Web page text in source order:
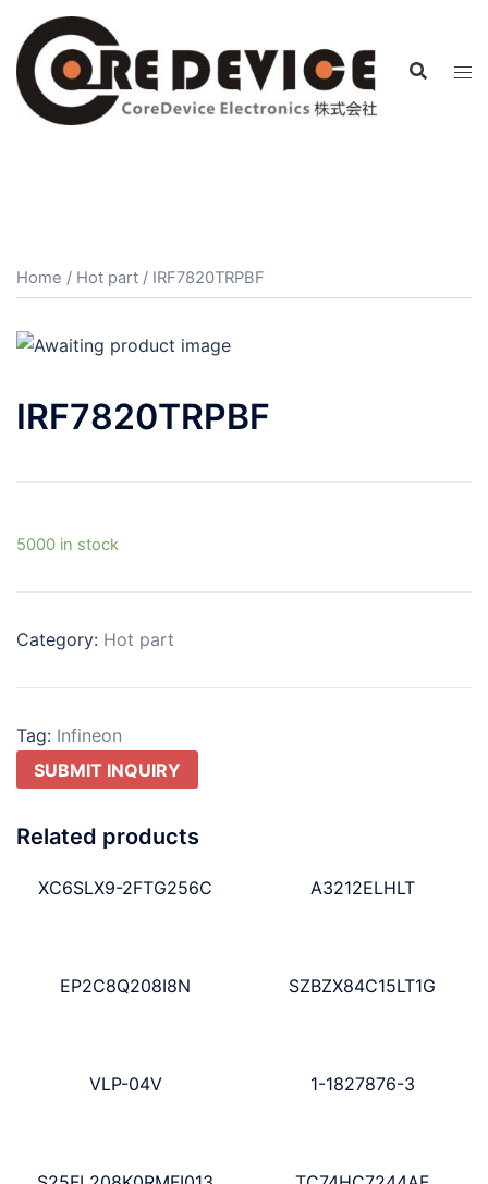
Home / Hot part / IRF7820TRPBF
IRF7820TRPBF
5000 in stock
Category: Hot part
Tag: Infineon
SUBMIT INQUIRY
Related products
XC6SLX9-2FTG256C A3212ELHLT
EP2C8Q208I8N SZBZX84C15LT1G
VLP-04V 1-1827876-3